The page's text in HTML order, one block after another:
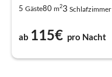
5 Gäste80 m23 Schlafzimmer
ab 115€ pro Nacht